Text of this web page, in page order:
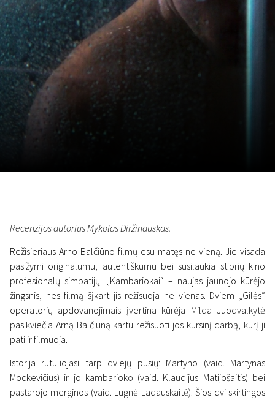
Recenzijos autorius Mykolas Diržinauskas.
Režisieriaus Arno Balčiūno filmų esu matęs ne vieną. Jie visada
pasižymi originalumu, autentiškumu bei susilaukia stiprių kino
profesionalų simpatijų. „Kambariokai“ – naujas jaunojo kūrėjo
žingsnis, nes filmą šįkart jis režisuoja ne vienas. Dviem „Gilės“
operatorių apdovanojimais įvertina kūrėja Milda Juodvalkytė
pasikviečia Arną Balčiūną kartu režisuoti jos kursinį darbą, kurį ji
pati ir filmuoja.
Istorija rutuliojasi tarp dviejų pusių: Martyno (vaid. Martynas
Mockevičius) ir jo kambarioko (vaid. Klaudijus Matijošaitis) bei
pastarojo merginos (vaid. Lugnė Ladauskaitė). Šios dvi skirtingos